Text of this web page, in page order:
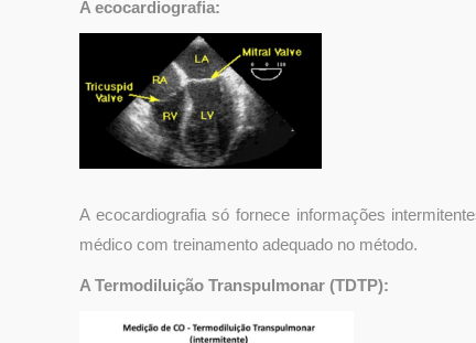
A ecocardiografia:
A ecocardiografia só fornece informações
médico com treinamento adequado no método.
A Termodiluição Transpulmonar (TDTP):